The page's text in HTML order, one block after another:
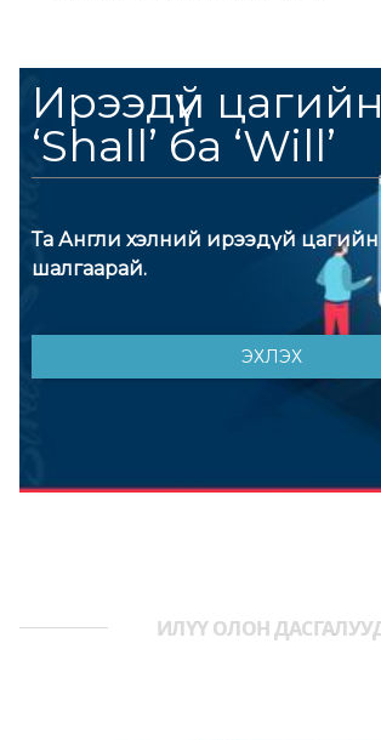
ИЛҮҮ ОЛОН